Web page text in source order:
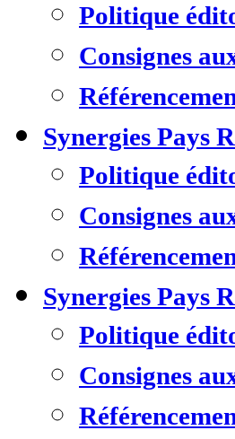
Politique
Consignes
Synergies Pays
Politique
Consignes
Synergies Pays
Politique
Consignes